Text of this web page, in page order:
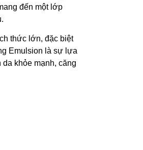
đến một lớp
thức lớn, đặc biệt
Emulsion là sự lựa
khỏe mạnh, căng